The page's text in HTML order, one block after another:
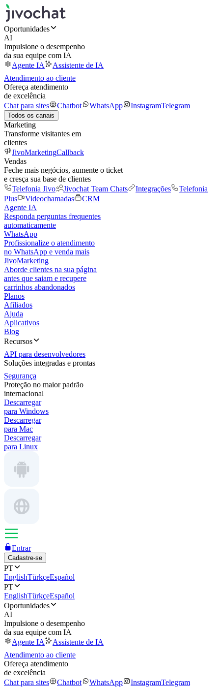
Oportunidades
AI
Impulsione o desempenho
da sua equipe com IA
Agente IA
Assistente de IA
Atendimento ao cliente
Ofereça atendimento
de excelência
Chat para sites
Chatbot WhatsApp InstagramTelegram
Todos os canais
Marketing
Transforme visitantes em
clientes
JivoMarketingCallback
Vendas
Feche mais negócios, aumente o ticket
e cresça sua base de clientes
Telefonia Jivo
Jivochat Team Chats Integrações
Telefonia
Plus
Videochamadas
CRM
Agente IA
Responda perguntas frequentes
automaticamente
WhatsApp
Profissionalize o atendimento
no WhatsApp e venda mais
JivoMarketing
Aborde clientes na sua página
antes que saiam e recupere
carrinhos abandonados
Planos
Afiliados
Ajuda
Aplicativos
Blog
Recursos
API para desenvolvedores
Soluções integradas e prontas
Segurança
Proteção no maior padrão
internacional
Descarregar
para Windows
Descarregar
para Mac
Descarregar
para Linux
Entrar
Cadastre-se
PT
EnglishTürkçeEspañol
PT
EnglishTürkçeEspañol
Oportunidades
AI
Impulsione o desempenho
da sua equipe com IA
Agente IA
Assistente de IA
Atendimento ao cliente
Ofereça atendimento
de excelência
Chat para sites
Chatbot WhatsApp InstagramTelegram